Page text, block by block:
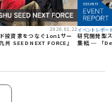
2026.01.22
投資家をつなぐ1on1サー
州 SEED NEXT FORCE』
イベントレポー
研究開発型
集結 ─ 「